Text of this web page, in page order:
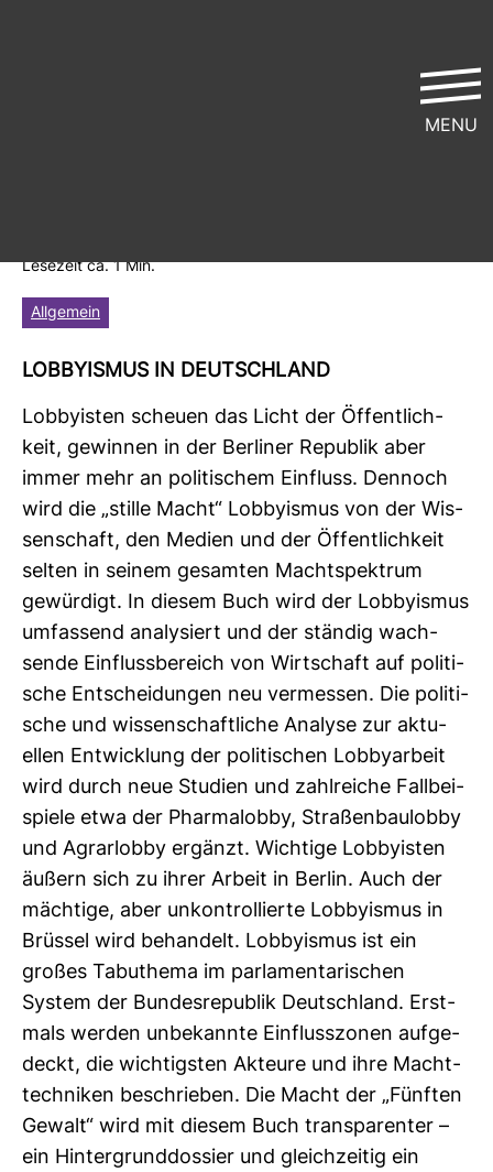
Lese­zeit ca. 1 Min.
Allgemein
LOB­BY­ISMUS IN DEUTSCH­LAND
Lob­by­isten scheuen das Licht der Öffent­lich­
keit, gewinnen in der Ber­liner Repu­blik aber
immer mehr an poli­ti­schem Ein­fluss. Den­noch
wird die „stille Macht“ Lob­by­ismus von der Wis­
sen­schaft, den Medien und der Öffent­lich­keit
selten in seinem gesamten Macht­spek­trum
gewür­digt. In diesem Buch wird der Lob­by­ismus
umfas­send ana­ly­siert und der ständig wach­
sende Ein­fluss­be­reich von Wirt­schaft auf poli­ti­
sche Ent­schei­dungen neu ver­messen. Die poli­ti­
sche und wis­sen­schaft­liche Ana­lyse zur aktu­
ellen Ent­wick­lung der poli­ti­schen Lob­by­ar­beit
wird durch neue Stu­dien und zahl­reiche Fall­bei­
spiele etwa der Phar­ma­lobby, Stra­ßen­bau­lobby
und Agrar­lobby ergänzt. Wich­tige Lob­by­isten
äußern sich zu ihrer Arbeit in Berlin. Auch der
mäch­tige, aber unkon­trol­lierte Lob­by­ismus in
Brüssel wird behan­delt. Lob­by­ismus ist ein
großes Tabu­thema im par­la­men­ta­ri­schen
System der Bun­des­re­pu­blik Deutsch­land. Erst­
mals werden unbe­kannte Ein­fluss­zonen auf­ge­
deckt, die wich­tigsten Akteure und ihre Macht­
tech­niken beschrieben. Die Macht der „Fünften
Gewalt“ wird mit diesem Buch trans­pa­renter –
ein Hin­ter­grund­dos­sier und gleich­zeitig ein
MENU